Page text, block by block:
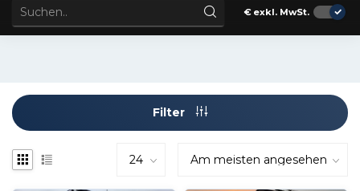
€ exkl. MwSt.
Spoilerwarnung für Iveco S-WAY
Filter